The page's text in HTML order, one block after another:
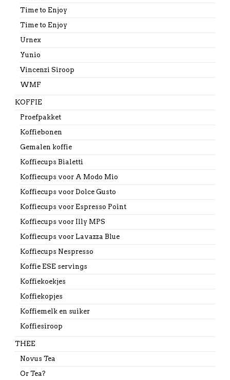
Time to Enjoy
Time to Enjoy
Urnex
Yunio
Vincenzi Siroop
WMF
KOFFIE
Proefpakket
Koffiebonen
Gemalen koffie
Koffiecups Bialetti
Koffiecups voor A Modo Mio
Koffiecups voor Dolce Gusto
Koffiecups voor Espresso Point
Koffiecups voor Illy MPS
Koffiecups voor Lavazza Blue
Koffiecups Nespresso
Koffie ESE servings
Koffiekoekjes
Koffiekopjes
Koffiemelk en suiker
Koffiesiroop
THEE
Novus Tea
Or Tea?